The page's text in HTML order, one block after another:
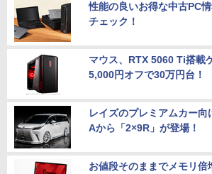
性能の良いお得な中古PC
チェック！
マウス、RTX 5060 Ti搭載
5,000円オフで30万円台！
レイズのプレミアムカー向
Aから「2×9R」が登場！
お値段そのままでメモリ